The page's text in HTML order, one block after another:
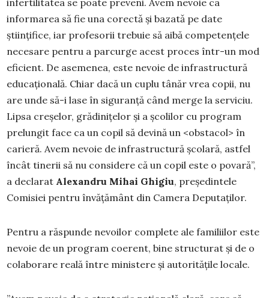
infertilitatea se poate preveni. Avem nevoie ca
informarea sǎ fie una corectǎ și bazatǎ pe date
științifice, iar profesorii trebuie să aibă competențele
necesare pentru a parcurge acest proces într-un mod
eficient. De asemenea, este nevoie de infrastructură
educațională. Chiar dacă un cuplu tânăr vrea copii, nu
are unde să-i lase în siguranță când merge la serviciu.
Lipsa creșelor, grădinițelor și a școlilor cu program
prelungit face ca un copil să devină un <obstacol> în
carieră. Avem nevoie de infrastructură școlară, astfel
încât tinerii să nu considere că un copil este o povară”,
a declarat Alexandru Mihai Ghigiu, președintele
Comisiei pentru învățământ din Camera Deputaților.
Pentru a răspunde nevoilor complete ale familiilor este
nevoie de un program coerent, bine structurat și de o
colaborare reală între ministere și autoritățile locale.